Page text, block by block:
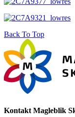
Back To Top
Kontakt Magleblik